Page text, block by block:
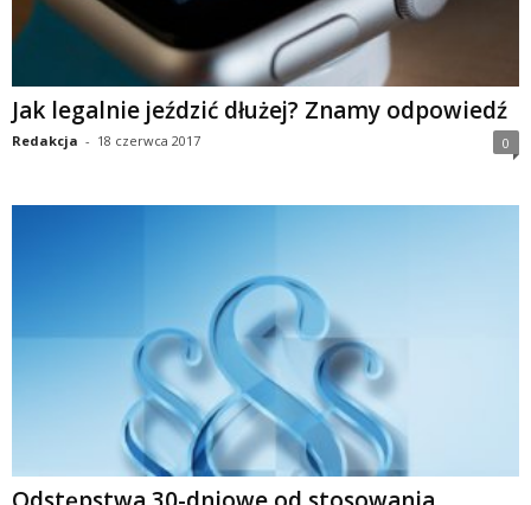
Jak legalnie jeździć dłużej? Znamy odpowiedź
Redakcja - 18 czerwca 2017 0